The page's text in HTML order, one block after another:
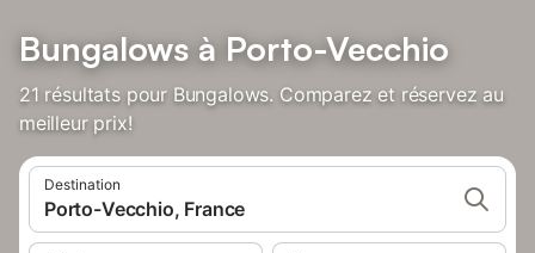
Bungalows à Porto-Vecchio
21 résultats pour Bungalows. Comparez et réservez au
meilleur prix!
Destination
Porto-Vecchio, France